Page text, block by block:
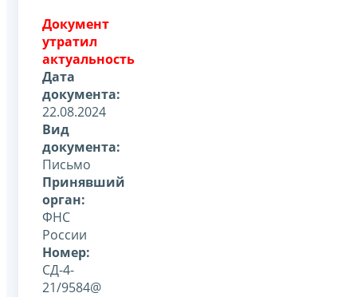
Документ
утратил
актуальность
Дата
документа:
22.08.2024
Вид
документа:
Письмо
Принявший
орган:
ФНС
России
Номер:
СД-4-
21/9584@